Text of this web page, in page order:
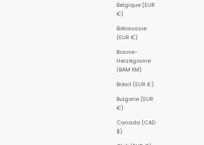
Belgique (EUR
€)
Biélorussie
(EUR €)
Bosnie-
Herzégovine
(BAM КМ)
Brésil (EUR €)
Bulgarie (EUR
€)
Canada (CAD
$)